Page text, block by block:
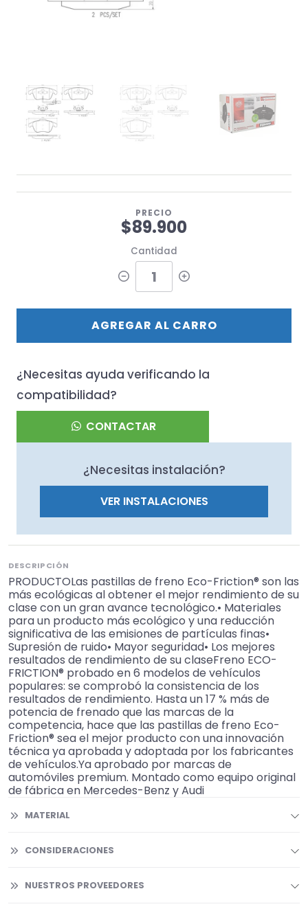
PRECIO
$89.900
Cantidad
AGREGAR AL CARRO
¿Necesitas ayuda verificando la
compatibilidad?
CONTACTAR
¿Necesitas instalación?
VER INSTALACIONES
DESCRIPCIÓN
PRODUCTOLas pastillas de freno Eco-Friction® son las
más ecológicas al obtener el mejor rendimiento de su
clase con un gran avance tecnológico.• Materiales
para un producto más ecológico y una reducción
significativa de las emisiones de partículas finas•
Supresión de ruido• Mayor seguridad• Los mejores
resultados de rendimiento de su claseFreno ECO-
FRICTION® probado en 6 modelos de vehículos
populares: se comprobó la consistencia de los
resultados de rendimiento. Hasta un 17 % más de
potencia de frenado que las marcas de la
competencia, hace que las pastillas de freno Eco-
Friction® sea el mejor producto con una innovación
técnica ya aprobada y adoptada por los fabricantes
de vehículos.Ya aprobado por marcas de
automóviles premium. Montado como equipo original
de fábrica en Mercedes-Benz y Audi
MATERIAL
CONSIDERACIONES
NUESTROS PROVEEDORES